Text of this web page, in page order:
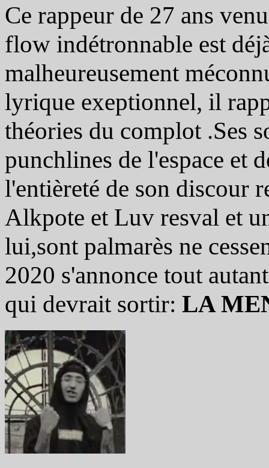
Ce rappeur de 27 ans
flow indétronnable est
malheureusement
lyrique exeptionnel, il
théories du complot .Ses
punchlines de l'espace et
l'entièreté de son discour
Alkpote et Luv resval et
lui,sont palmarès ne
2020 s'annonce tout
qui devrait sortir: LA